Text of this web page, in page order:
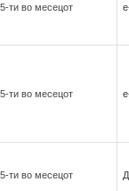
ти во месецот
ти во месецот
ти во месецот